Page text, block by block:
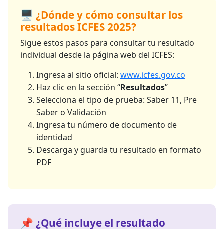
🖥️ ¿Dónde y cómo consultar los
resultados ICFES 2025?
Sigue estos pasos para consultar tu resultado
individual desde la página web del ICFES:
Ingresa al sitio oficial: www.icfes.gov.co
Haz clic en la sección “Resultados”
Selecciona el tipo de prueba: Saber 11, Pre
Saber o Validación
Ingresa tu número de documento de
identidad
Descarga y guarda tu resultado en formato
PDF
📌 ¿Qué incluye el resultado